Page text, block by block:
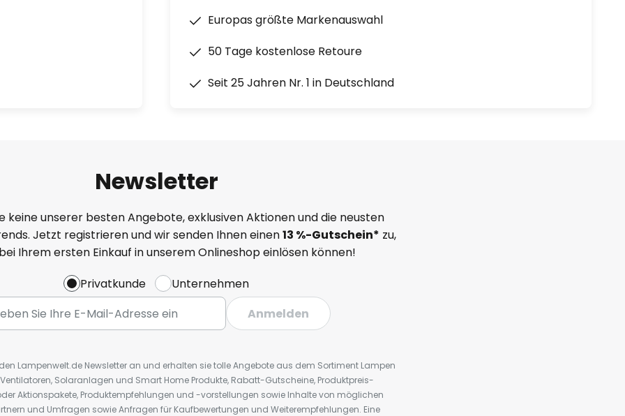
Europas größte Markenauswahl
50 Tage kostenlose Retoure
Seit 25 Jahren Nr. 1 in Deutschland
Newsletter
keine unserer besten Angebote, exklusiven Aktionen und die neusten
Jetzt registrieren und wir senden Ihnen einen13 %-Gutschein* zu,
Ihrem ersten Einkauf in unserem Onlineshop einlösen können!
Privatkunde
Unternehmen
Anmelden
Lampenwelt.de Newsletter an und erhalten sie tolle Angebote aus dem Sortiment Lampen
Solaranlagen und Smart Home Produkte, Rabatt-Gutscheine, Produktpreis-
Aktionspakete, Produktempfehlungen und -vorstellungen sowie Inhalte von möglichen
und Umfragen sowie Anfragen für Kaufbewertungen und Weiterempfehlungen. Eine